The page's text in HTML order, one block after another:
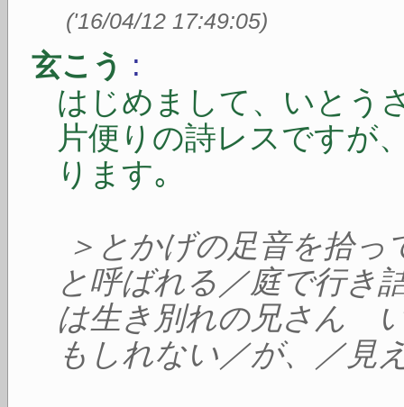
('16/04/12 17:49:05)
玄こう :
はじめまして、いとう
片便りの詩レスですが
ります｡
＞とかげの足音を拾
と呼ばれる／庭で行き
は生き別れの兄さん
もしれない／が、／見